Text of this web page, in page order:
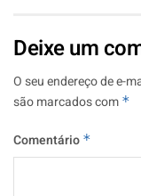
Deixe um
O seu endereço de e-
são marcados com *
Comentário *